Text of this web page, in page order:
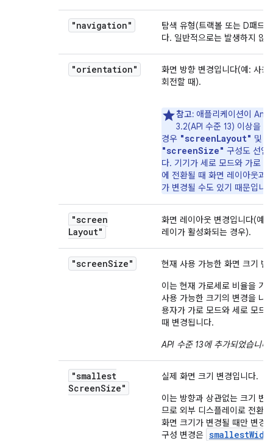
"navigation"
탐색 유형(트랙볼 또는 D패드)
다. 일반적으로는 발생하지 않
"orientation"
화면 방향 변경입니다(예: 사용
회전할 때).
참고: 애플리케이션이
3.2(API 수준 13) 이상을
경우 "screenLayout" 및
"screenSize" 구성도 선언
다. 기기가 세로 모드와 가로
에 전환될 때 화면 레이아웃과
가 변경될 수도 있기 때문입니
"screen
Layout"
화면 레이아웃 변경입니다(예:
레이가 활성화되는 경우).
"screenSize"
현재 사용 가능한 화면 크기 변
이는 현재 가로세로 비율을 기
사용 가능한 크기의 변경을 나
용자가 가로 모드와 세로 모드
때 변경됩니다.
API 수준 13에 추가되었습니다
"smallest
ScreenSize"
실제 화면 크기 변경입니다.
이는 방향과 상관없는 크기 변
므로 외부 디스플레이로 전환
화면 크기가 변경될 때만 변경
구성 변경은